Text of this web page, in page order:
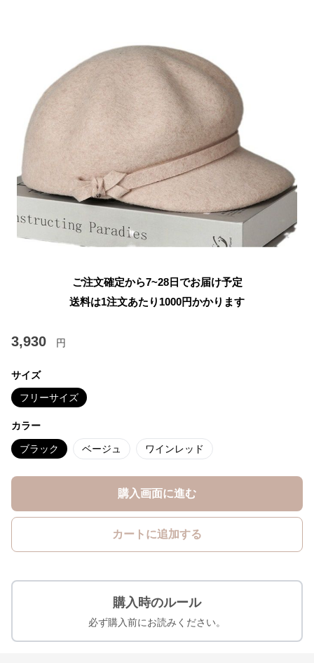
ご注文確定から7~28日でお届け予定
送料は1注文あたり 1000円かかります
3,930 円
サイズ
フリーサイズ
カラー
ブラック ベージュ ワインレッド
購入画面に進む
カートに追加する
購入時のルール
必ず購入前にお読みください。